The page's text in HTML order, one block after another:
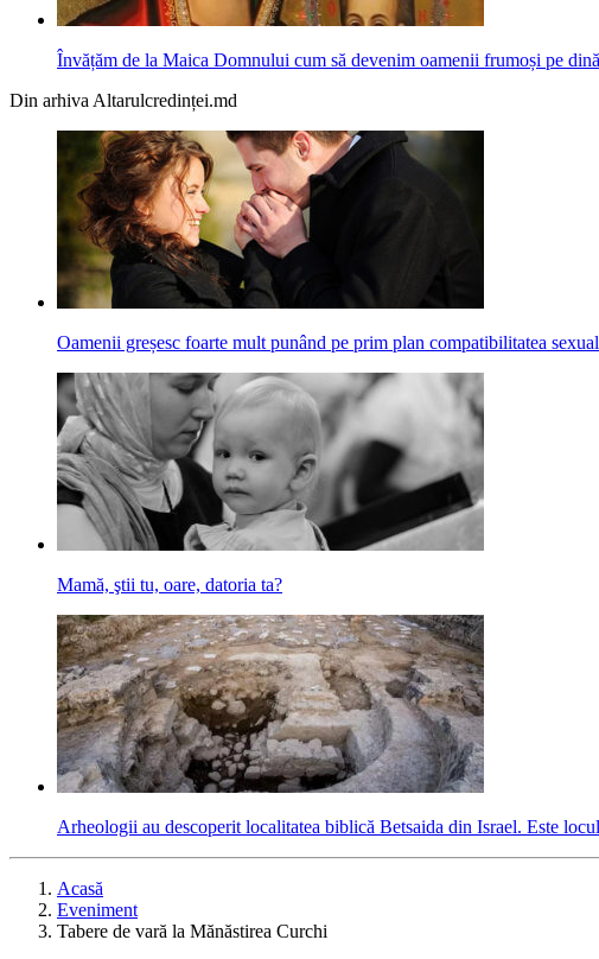
Învățăm de la Maica Domnului cum să devenim oamenii frumoși pe
Din arhiva Altarulcredinței.md
Oamenii greșesc foarte mult punând pe prim plan compatibilitatea
Mamă, ştii tu, oare, datoria ta?
Arheologii au descoperit localitatea biblică Betsaida din Israel. Este
Acasă
Eveniment
Tabere de vară la Mănăstirea Curchi